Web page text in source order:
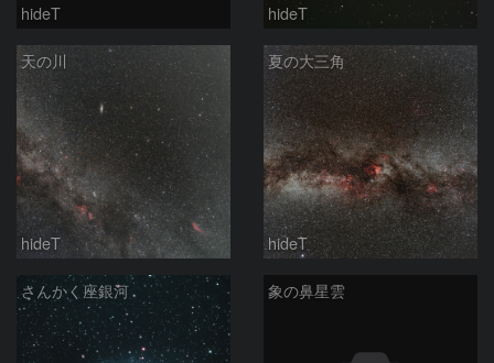
hideT hideT
天の川
hideT
夏の大三角
hideT
さんかく座銀河 象の鼻星雲